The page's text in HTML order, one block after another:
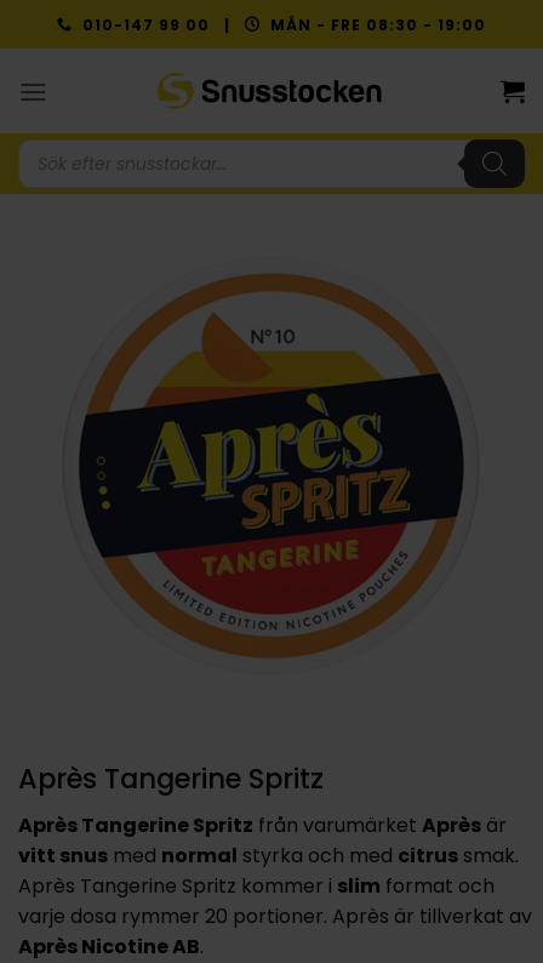
to
010-147 99 00 | MÅN - FRE 08:30 - 19:00
Produktsökning
Après Tangerine Spritz
Après Tangerine Spritz från varumärket Après är
vitt snus med normal styrka och med citrus smak.
Après Tangerine Spritz kommer i slim format och
varje dosa rymmer 20 portioner. Après är tillverkat av
Après Nicotine AB.